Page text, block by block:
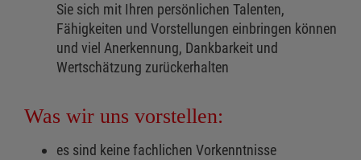
Sie sich mit Ihren persönlichen Talenten,
Fähigkeiten und Vorstellungen einbringen können
und viel Anerkennung, Dankbarkeit und
Wertschätzung zurückerhalten
Was wir uns vorstellen:
es sind keine fachlichen Vorkenntnisse